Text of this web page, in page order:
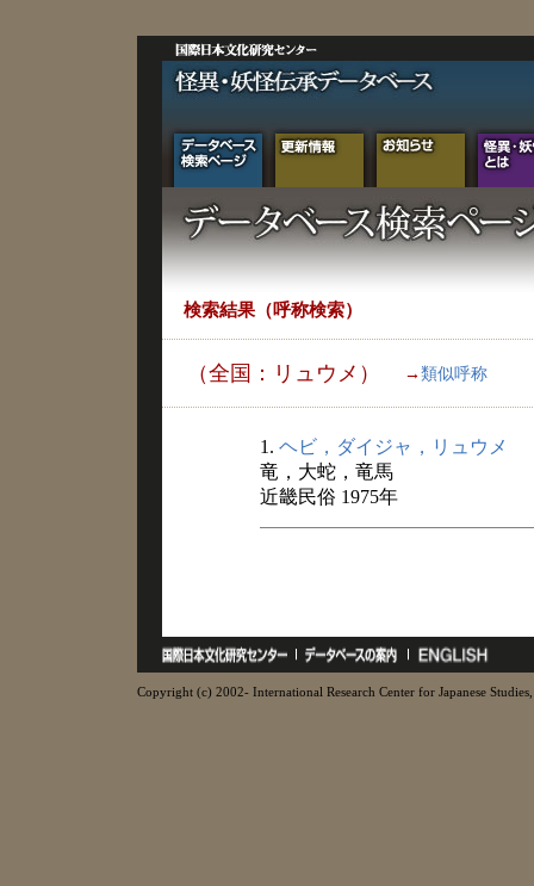
検索結果（呼称検索）
（全国：リュウメ） → 類似呼称
1. ヘビ，ダイジャ，リュウメ
竜，大蛇，竜馬
近畿民俗 1975年
Copyright (c) 2002- International Research Center for Japanese